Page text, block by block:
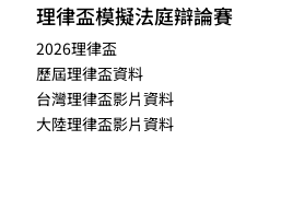
理律盃模擬法庭辯論賽
2026理律盃
歷屆理律盃資料
台灣理律盃影片資料
大陸理律盃影片資料